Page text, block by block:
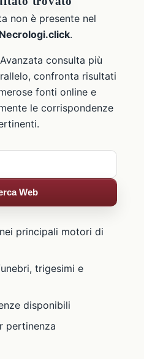
non è presente nel
Necrologi.click.
consulta più
confronta risultati
fonti online e
le corrispondenze
Web
principali motori di
trigesimi e
disponibili
pertinenza